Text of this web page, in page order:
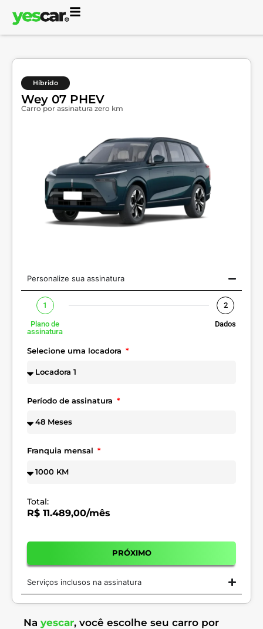
Híbrido
Wey 07 PHEV
Carro por assinatura zero km
Personalize sua assinatura
1
Plano de
assinatura
2
Dados
Selecione uma locadora
Período de assinatura
Franquia mensal
Total:
R$ 11.489,00/mês
PRÓXIMO
Serviços inclusos na assinatura
Na yescar, você escolhe seu carro por